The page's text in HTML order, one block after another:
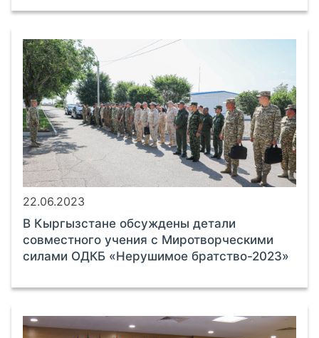
22.06.2023
В Кыргызстане обсуждены детали
совместного учения с Миротворческими
силами ОДКБ «Нерушимое братство-2023»